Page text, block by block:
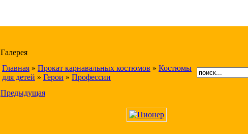
Галерея
Главная » Прокат карнавальных костюмов » Костюмы
для детей » Герои » Профессии
Предыдущая